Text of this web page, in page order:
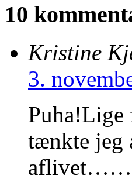
10
Kristine
3.
tænkte jeg
aflivet……